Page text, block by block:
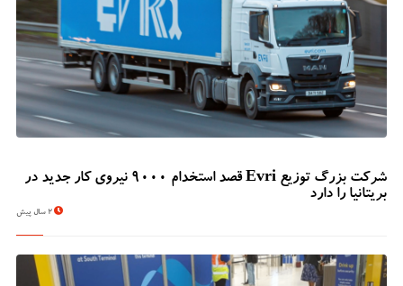
شرکت بزرگ توزیع Evri قصد استخدام ۹۰۰۰ نیروی کار جدید در
بریتانیا را دارد
2 سال پیش